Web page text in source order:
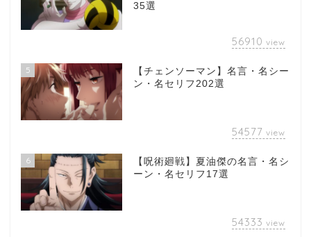
35選
56910 view
5
【チェンソーマン】名言・名シー
ン・名セリフ202選
54577 view
6
【呪術廻戦】夏油傑の名言・名シ
ーン・名セリフ17選
54333 view